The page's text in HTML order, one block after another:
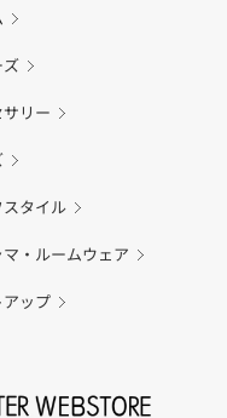
ズ
リー
スタイル
・ルームウェア
ップ